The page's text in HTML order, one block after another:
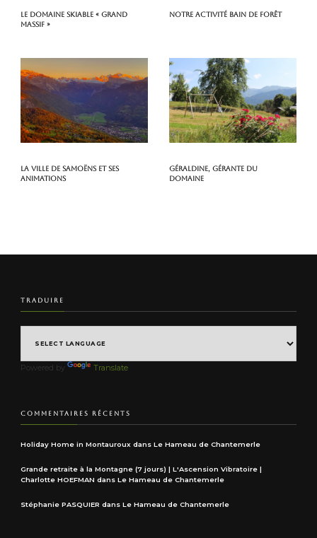
Le domaine skiable « Grand
Massif »
Notre activité Bain de Forêt
La ville de Samoëns et ses
animations
Géraldine, gérante du
domaine
TRADUIRE
Powered by Translate
COMMENTAIRES RÉCENTS
Holiday Home in Montauroux dans Le Hameau de Chantemerle
Grande retraite à la Montagne (7 jours) | L'Ascension Vibratoire |
Charlotte HOEFMAN dans Le Hameau de Chantemerle
Stéphanie PASQUIER dans Le Hameau de Chantemerle